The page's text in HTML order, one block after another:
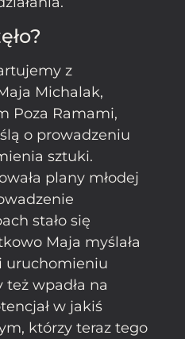
z
Michalak,
Poza Ramami,
o prowadzeniu
sztuki.
plany młodej
stało się
Maja myślała
uruchomieniu
wpadła na
w jakiś
którzy teraz tego